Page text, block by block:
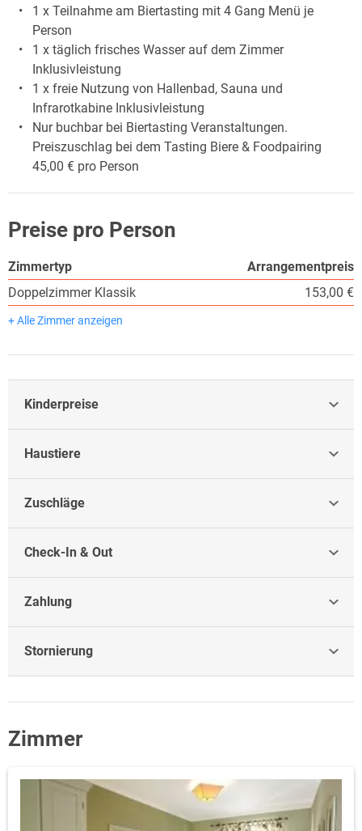
1 x Teilnahme am Biertasting mit 4 Gang Menü je
Person
1 x täglich frisches Wasser auf dem Zimmer
Inklusivleistung
1 x freie Nutzung von Hallenbad, Sauna und
Infrarotkabine Inklusivleistung
Nur buchbar bei Biertasting Veranstaltungen.
Preiszuschlag bei dem Tasting Biere & Foodpairing
45,00 € pro Person
Preise pro Person
Zimmertyp
Arrangementpreis
Doppelzimmer Klassik
153,00 €
+ Alle Zimmer anzeigen
Kinderpreise
Haustiere
Zuschläge
Check-In & Out
Zahlung
Stornierung
Zimmer